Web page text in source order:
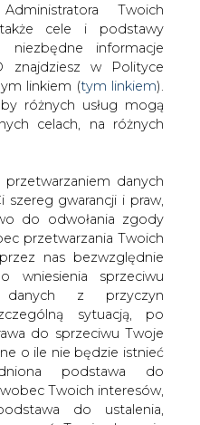
Twoich
cele i podstawy
niezbędne informacje
znajdziesz w Polityce
linkiem (tym linkiem).
różnych usług mogą
celach, na różnych
danych
szereg gwarancji i praw,
do odwołania zgody
przetwarzania Twoich
nas bezwzględnie
wniesienia sprzeciwu
danych z przyczyn
sytuacją, po
do sprzeciwu Twoje
o ile nie będzie istnieć
podstawa do
Twoich interesów,
do ustalenia,
skomentuj
udostępnij:
dostawcy prądu
się jeszcze w
możliwość
energii
obniżając
klientów.
blisko 600 do tego